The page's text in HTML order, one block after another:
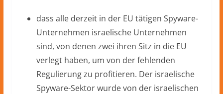
dass alle derzeit in der EU tätigen Spyware-
Unternehmen israelische Unternehmen
sind, von denen zwei ihren Sitz in die EU
verlegt haben, um von der fehlenden
Regulierung zu profitieren. Der israelische
Spyware-Sektor wurde von der israelischen